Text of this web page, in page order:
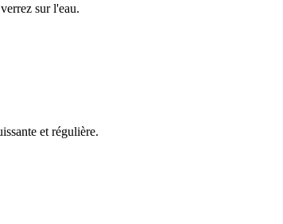
sur l'eau.
et régulière.